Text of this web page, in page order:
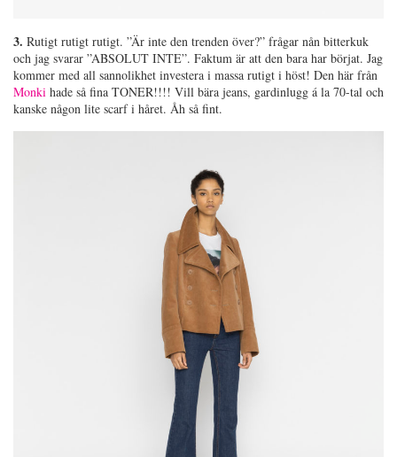
3. Rutigt rutigt rutigt. ”Är inte den trenden över?” frågar nån bitterkuk
och jag svarar ”ABSOLUT INTE”. Faktum är att den bara har börjat. Jag
kommer med all sannolikhet investera i massa rutigt i höst! Den här från
Monki hade så fina TONER!!!! Vill bära jeans, gardinlugg á la 70-tal och
kanske någon lite scarf i håret. Åh så fint.